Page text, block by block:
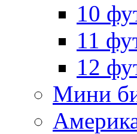
10
11
12
Мини